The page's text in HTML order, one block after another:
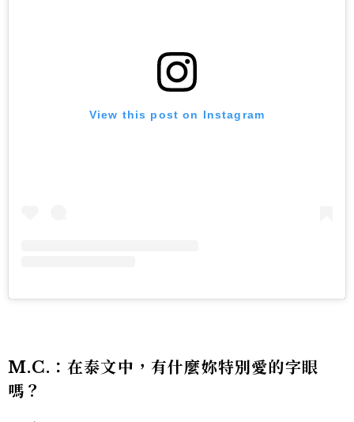
View this post on Instagram
M.C.：在泰文中，有什麼妳特別愛的字眼
嗎？